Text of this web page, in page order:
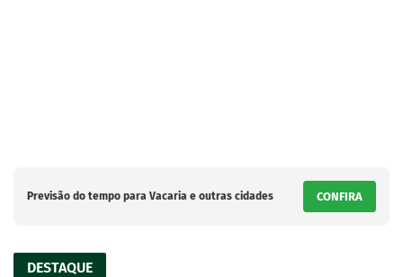
Previsão do tempo para Vacaria e outras cidades CONFIRA
DESTAQUE